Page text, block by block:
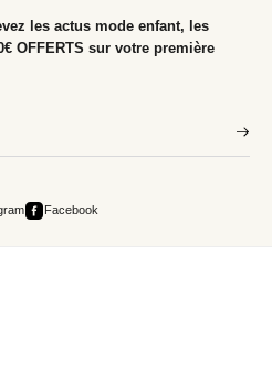
les actus mode enfant, les
OFFERTS sur votre première
Facebook